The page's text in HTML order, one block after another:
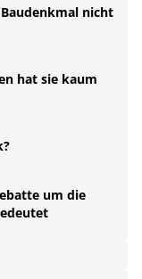
nicht
hat sie kaum
um die